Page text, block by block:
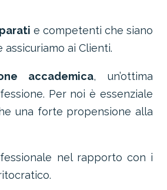
e competenti che siano
ai Clienti.
accademica, un’ottima
Per noi è essenziale
una forte propensione alla
nel rapporto con i